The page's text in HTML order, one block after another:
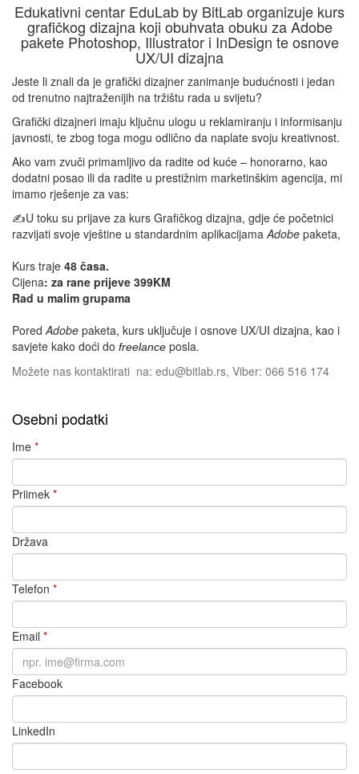
Edukativni centar EduLab by BitLab organizuje kurs
grafičkog dizajna koji obuhvata obuku za Adobe
pakete Photoshop, Illustrator i InDesign te osnove
UX/UI dizajna
Jeste li znali da je grafički dizajner zanimanje budućnosti i jedan
od trenutno najtraženijih na tržištu rada u svijetu?
Grafički dizajneri imaju ključnu ulogu u reklamiranju i informisanju
javnosti, te zbog toga mogu odlično da naplate svoju kreativnost.
Ako vam zvuči primamljivo da radite od kuće – honorarno, kao
dodatni posao ili da radite u prestižnim marketinškim agencija, mi
imamo rješenje za vas:
✍️U toku su prijave za kurs Grafičkog dizajna, gdje će početnici
razvijati svoje vještine u standardnim aplikacijamaAdobe paketa,
Kurs traje 48 časa.
Cijena: za rane prijeve 399KM
Rad u malim grupama
PoredAdobe paketa, kurs uključuje i osnove UX/UI dizajna, kao i
savjete kako doći do freelance posla.
Možete nas kontaktirati na: edu@bitlab.rs, Viber: 066 516 174
Osebni podatki
Ime *
Priimek *
Država
Telefon *
Email *
Facebook
LinkedIn